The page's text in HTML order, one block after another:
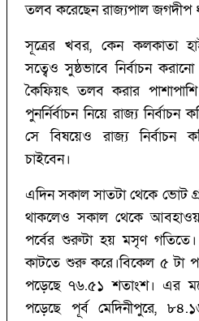
তলব করেছেন রাজ্যপাল জগদীপ
সূত্রের খবর, কেন কলকাতা
সত্বেও সুষ্ঠভাবে নির্বাচন
কৈফিয়ৎ তলব করার
পুনর্নির্বাচন নিয়ে রাজ্য
সে বিষয়েও রাজ্য নির্বাচন
চাইবেন।
এদিন সকাল সাতটা থেকে ভোট
থাকলেও সকাল থেকে
পর্বের শুরুটা হয় মসৃণ
কাটতে শুরু করে।বিকেল ৫ টা
পড়েছে ৭৬.৫১ শতাংশ। এর
পড়েছে পূর্ব মেদিনীপুরে,